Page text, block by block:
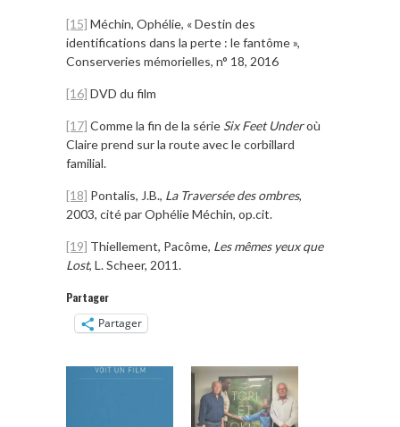
[15] Méchin, Ophélie, « Destin des
identifications dans la perte : le fantôme »,
Conserveries mémorielles, n° 18, 2016
[16] DVD du film
[17] Comme la fin de la série Six Feet Underoù
Claire prend sur la route avec le corbillard
familial.
[18] Pontalis, J.B., La Traversée des ombres,
2003, cité par Ophélie Méchin, op.cit.
[19] Thiellement, Pacôme, Les mêmes yeux que
Lost, L. Scheer, 2011.
Partager
Partager